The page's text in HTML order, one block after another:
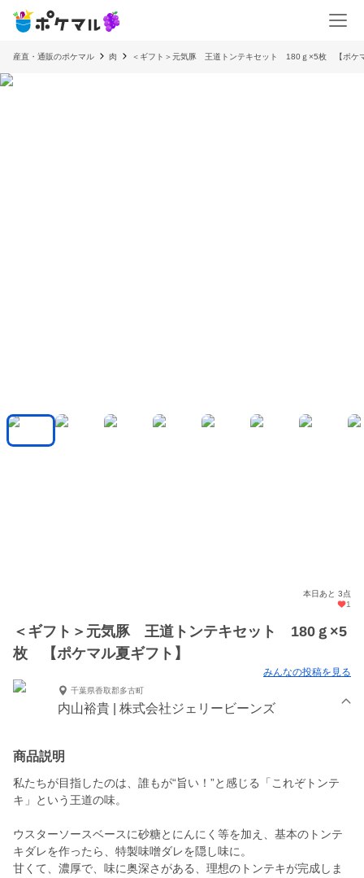
産直・通販のポケマル 肉 ＜ギフト＞元気豚 王道トンテキセット 180ｇ×5枚 【ポケ
本日あと 3点
1
＜ギフト＞元気豚 王道トンテキセット 180ｇ×5
枚 【ポケマル夏ギフト】
みんなの投稿を見る
千葉県香取郡多古町
内山裕貴 | 株式会社ジェリービーンズ
商品説明
私たちが目指したのは、誰もが“旨い！”と感じる「これぞトンテ
キ」という王道の味。
ウスターソースベースに砂糖とにんにく等を加え、基本のトンテ
キダレを作ったら、特製味噌ダレを隠し味に。
甘くて、濃厚で、味に奥深さがある、理想のトンテキが完成しま